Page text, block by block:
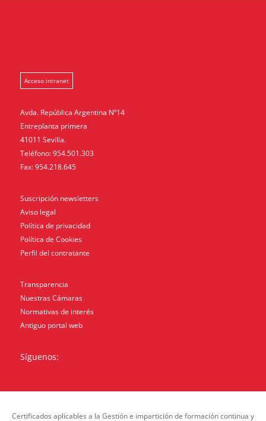
Acceso intranet
Avda. República Argentina Nº14
Entreplanta primera
41011 Sevilla.
Teléfono: 954.501.303
Fax: 954.218.645
Suscripción newsletters
Aviso legal
Política de privacidad
Política de Cookies
Perfil del contratante
Transparencia
Nuestras Cámaras
Normativas de interés
Antiguo portal web
Síguenos:
Certificados aplicables a la Gestión e impartición de formación continua y